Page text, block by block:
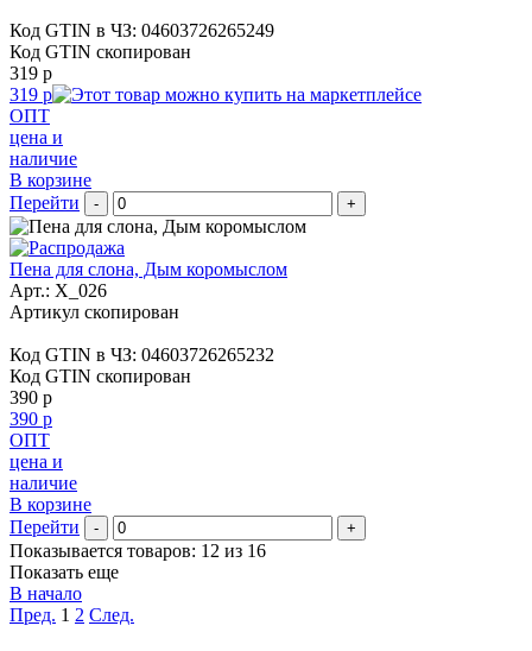
Код GTIN в ЧЗ: 04603726265249
Код GTIN скопирован
319 р
319 р
ОПТ
цена и
наличие
В корзине
Перейти
- +
Пена для слона, Дым коромыслом
Арт.: X_026
Артикул скопирован
Код GTIN в ЧЗ: 04603726265232
Код GTIN скопирован
390 р
390 р
ОПТ
цена и
наличие
В корзине
Перейти
- +
Показывается товаров: 12 из 16
Показать еще
В начало
Пред. 1 2 След.